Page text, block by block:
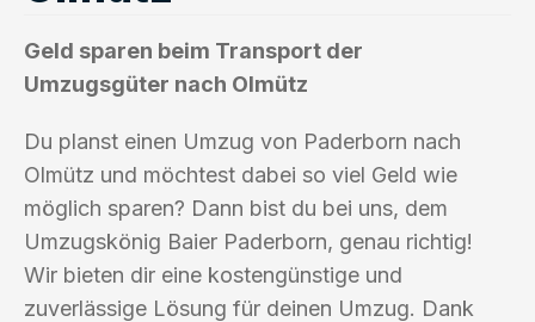
Geld sparen beim Transport der
Umzugsgüter nach Olmütz
Du planst einen Umzug von Paderborn nach
Olmütz und möchtest dabei so viel Geld wie
möglich sparen? Dann bist du bei uns, dem
Umzugskönig Baier Paderborn, genau richtig!
Wir bieten dir eine kostengünstige und
zuverlässige Lösung für deinen Umzug. Dank